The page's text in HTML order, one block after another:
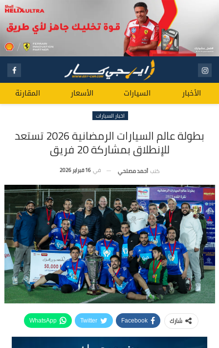
الأخبار السيارات الأسعار المقارنة
اخبار السيارات
بطولة عالم السيارات الرمضانية 2026 تستعد
للإنطلاق بمشاركة 20 فريق
كتب أحمد مصلحي في 16 فبراير 2026
شارك Facebook
Twitter
WhatsApp